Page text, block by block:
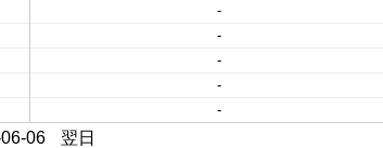
-
-
-
-
-
06 翌日